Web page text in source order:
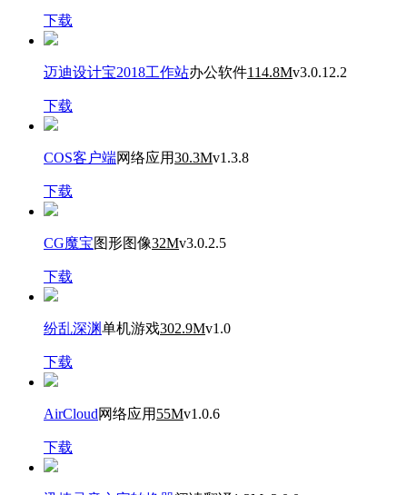
下载
迈迪设计宝2018工作站办公软件114.8Mv3.0.12.2
下载
COS客户端网络应用30.3Mv1.3.8
下载
CG魔宝图形图像32Mv3.0.2.5
下载
纷乱深渊单机游戏302.9Mv1.0
下载
AirCloud网络应用 55Mv1.0.6
下载